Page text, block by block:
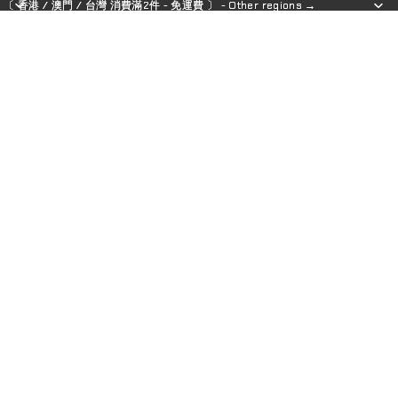
〔 香港 / 澳門 / 台灣 消費滿2件 - 免運費 〕 - Other regions →
〔 香港 / 澳門 / 台灣 消費滿2件 - 免運費 〕 - Other regions →